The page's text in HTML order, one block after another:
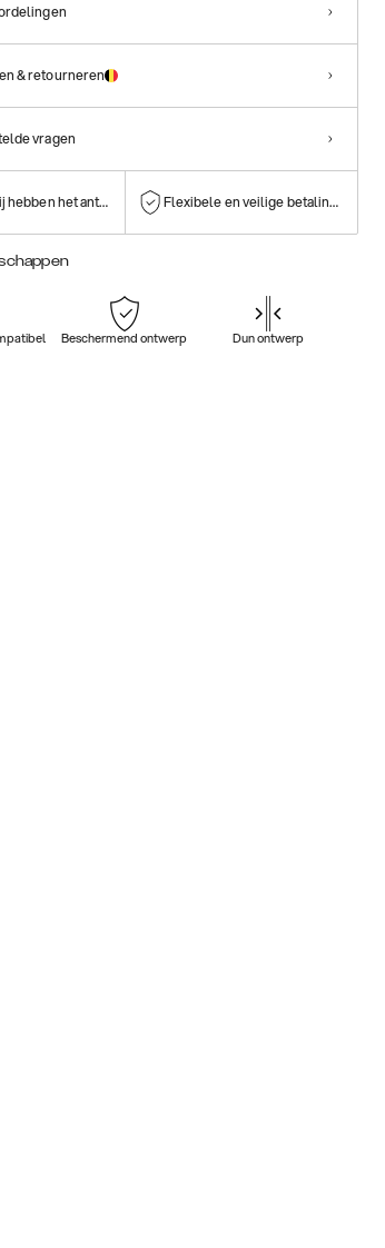
& retourneren
vragen
hebben het antwoord! Flexibele en veilige betalingen
Beschermend ontwerp Dun ontwerp